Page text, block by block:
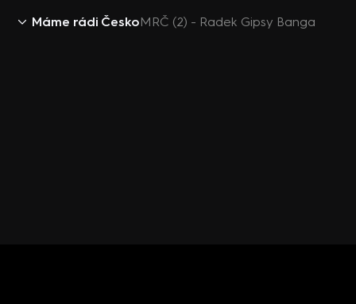
Máme rádi ČeskoMRČ (2) - Radek Gipsy Banga